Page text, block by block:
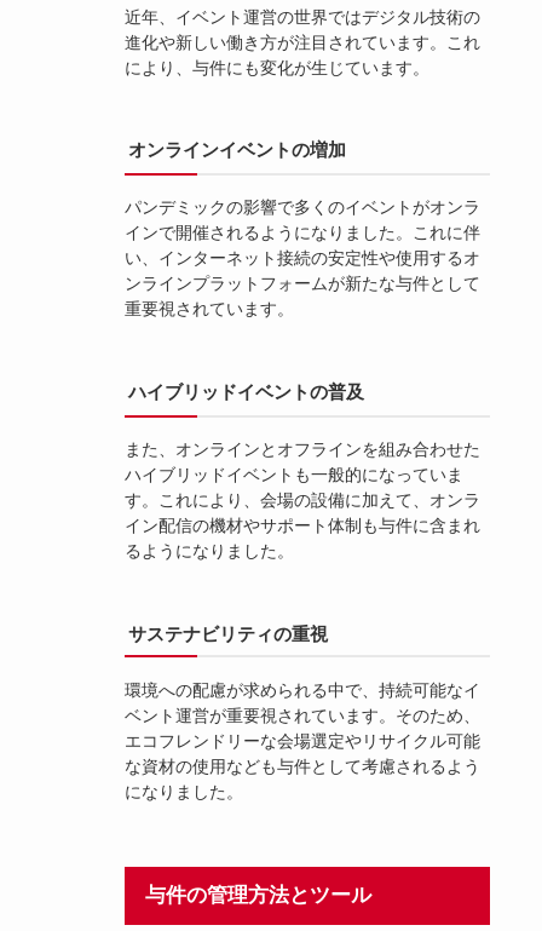
近年、イベント運営の世界ではデジタル技術の
進化や新しい働き方が注目されています。これ
により、与件にも変化が生じています。
オンラインイベントの増加
パンデミックの影響で多くのイベントがオンラ
インで開催されるようになりました。これに伴
い、インターネット接続の安定性や使用するオ
ンラインプラットフォームが新たな与件として
重要視されています。
ハイブリッドイベントの普及
また、オンラインとオフラインを組み合わせた
ハイブリッドイベントも一般的になっていま
す。これにより、会場の設備に加えて、オンラ
イン配信の機材やサポート体制も与件に含まれ
るようになりました。
サステナビリティの重視
環境への配慮が求められる中で、持続可能なイ
ベント運営が重要視されています。そのため、
エコフレンドリーな会場選定やリサイクル可能
な資材の使用なども与件として考慮されるよう
になりました。
与件の管理方法とツール